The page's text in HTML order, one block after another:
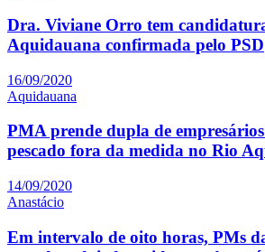
Dra. Viviane Orro tem
Aquidauana confirmada pelo PSD
16/09/2020
Aquidauana
PMA prende dupla de
pescado fora da medida no Rio
14/09/2020
Anastácio
Em intervalo de oito horas, PMs